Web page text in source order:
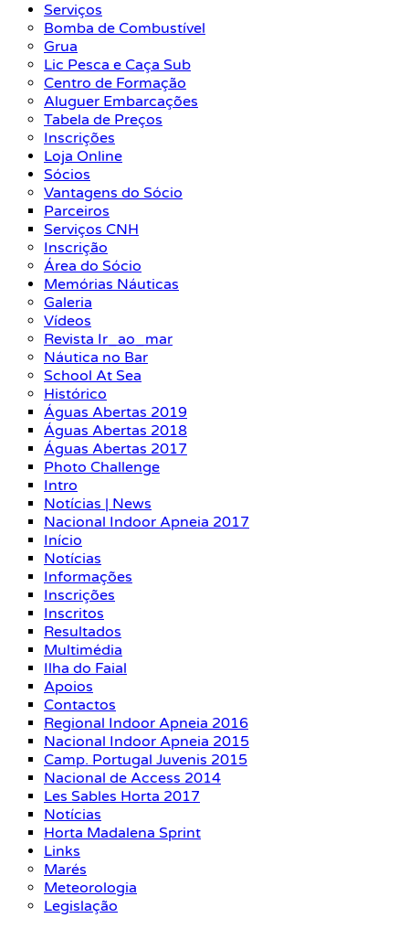
Serviços
Bomba de Combustível
Grua
Lic Pesca e Caça Sub
Centro de Formação
Aluguer Embarcações
Tabela de Preços
Inscrições
Loja Online
Sócios
Vantagens do Sócio
Parceiros
Serviços CNH
Inscrição
Área do Sócio
Memórias Náuticas
Galeria
Vídeos
Revista Ir_ao_mar
Náutica no Bar
School At Sea
Histórico
Águas Abertas 2019
Águas Abertas 2018
Águas Abertas 2017
Photo Challenge
Intro
Notícias | News
Nacional Indoor Apneia 2017
Início
Notícias
Informações
Inscrições
Inscritos
Resultados
Multimédia
Ilha do Faial
Apoios
Contactos
Regional Indoor Apneia 2016
Nacional Indoor Apneia 2015
Camp. Portugal Juvenis 2015
Nacional de Access 2014
Les Sables Horta 2017
Notícias
Horta Madalena Sprint
Links
Marés
Meteorologia
Legislação